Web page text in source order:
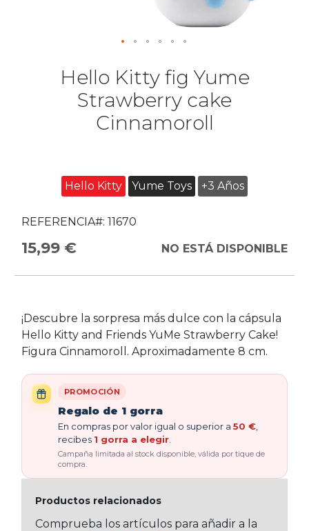
Hello Kitty fig Yume
Strawberry cake
Cinnamoroll
Hello Kitty Yume Toys +3 Años
REFERENCIA#: 11670
15,99 € NO ESTÁ DISPONIBLE
¡Descubre la sorpresa más dulce con la cápsula
Hello Kitty and Friends YuMe Strawberry Cake!
Figura Cinnamoroll. Aproximadamente 8 cm.
PROMOCIÓN
Regalo de 1 gorra
En compras por valor igual o superior a 50 €
recibes 1 gorra a elegir
Campaña limitada al stock disponible, válida por tique de
compra.
Productos relacionados
Comprueba los artículos para añadir a la